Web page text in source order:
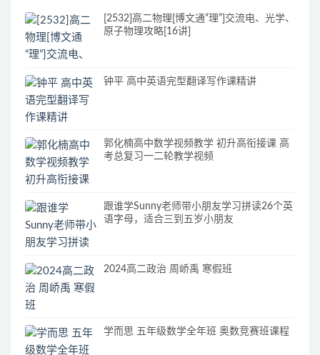
[2532]高二物理[博文通“理”]交流电、光学、
原子物理攻略[16讲]
钟平 高中英语完型翻译写作课精讲
郭化楠高中数学视频教学 初升高衔接课 高
考总复习一二轮教学视频
跟谁学Sunny老师带小朋友学习拼读26个英
语字母，适合三到五岁小朋友
2024高二政治 周峤禹 寒假班
学而思 五年级数学全年班 奥数竞赛班课程